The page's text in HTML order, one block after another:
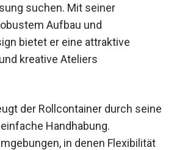
suchen. Mit seiner
Aufbau und
bietet er eine attraktive
kreative Ateliers
der Rollcontainer durch seine
Handhabung.
in denen Flexibilität